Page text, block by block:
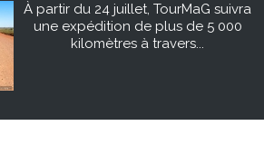
À partir du 24 juillet, TourMaG suivra
une expédition de plus de 5 000
kilomètres à travers...